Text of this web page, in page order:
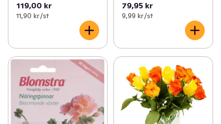
119,00 kr
11,90 kr /st
79,95 kr
9,99 kr /st